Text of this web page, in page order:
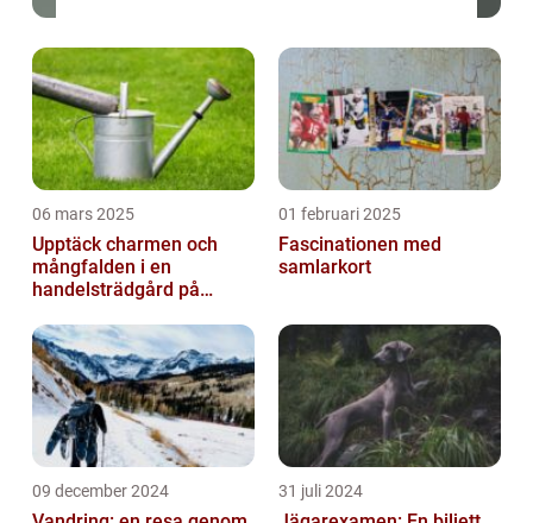
06 mars 2025
Upptäck charmen och
mångfalden i en
handelsträdgård på
01 februari 2025
Fascinationen med
samlarkort
09 december 2024 31 juli 2024